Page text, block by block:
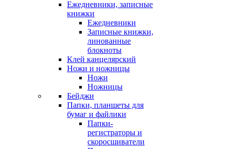
Ежедневники, записные
книжки
Ежедневники
Записные книжки,
линованные
блокноты
Клей канцелярский
Ножи и ножницы
Ножи
Ножницы
Бейджи
Папки, планшеты для
бумаг и файлики
Папки-
регистраторы и
скоросшиватели